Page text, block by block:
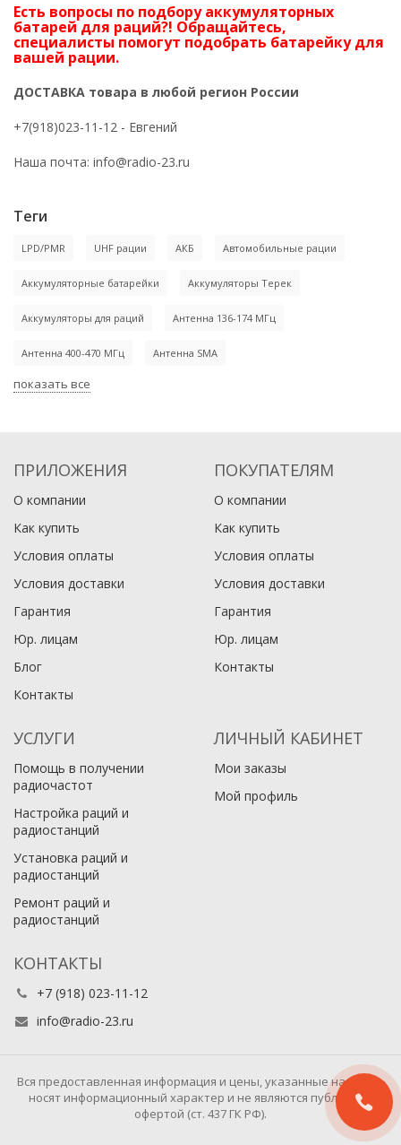
Есть вопросы по подбору аккумуляторных
батарей для раций?! Обращайтесь,
специалисты помогут подобрать батарейку для
вашей рации.
ДОСТАВКА товара в любой регион России
+7(918)023-11-12 - Евгений
Наша почта: info@radio-23.ru
Теги
LPD/PMR UHF рации АКБ Автомобильные рации
Аккумуляторные батарейки Аккумуляторы Терек
Аккумуляторы для раций Антенна 136-174 МГц
Антенна 400-470 МГц Антенна SMA
показать все
ПРИЛОЖЕНИЯ
О компании
Как купить
Условия оплаты
Условия доставки
Гарантия
Юр. лицам​
Блог
Контакты
ПОКУПАТЕЛЯМ
О компании
Как купить
Условия оплаты
Условия доставки
Гарантия
Юр. лицам​
Контакты
УСЛУГИ
Помощь в получении
радиочастот
Настройка раций и
радиостанций
Установка раций и
радиостанций
Ремонт раций и
радиостанций
ЛИЧНЫЙ КАБИНЕТ
Мои заказы
Мой профиль
КОНТАКТЫ
+7 (918) 023-11-12
info@radio-23.ru
Вся предоставленная информация и цены, указанные на сайте,
носят информационный характер и не являются публичной
офертой (ст. 437 ГК РФ).